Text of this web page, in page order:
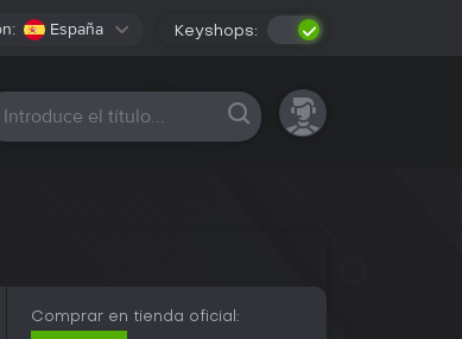
España Keyshops:
Todas las plataformas
Comprar en tienda oficial: